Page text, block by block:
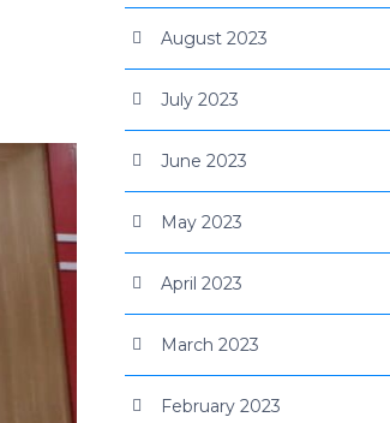
August 2023
July 2023
June 2023
May 2023
April 2023
March 2023
February 2023